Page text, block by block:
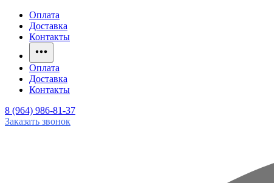
Оплата
Доставка
Контакты
Оплата
Доставка
Контакты
8 (964) 986-81-37
Заказать звонок